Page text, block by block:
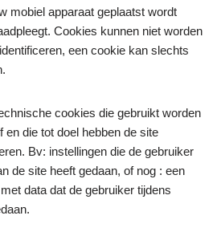
mobiel apparaat geplaatst wordt
Cookies kunnen niet worden
een cookie kan slechts
cookies die gebruikt worden
die tot doel hebben de site
Bv: instellingen die de gebruiker
de site heeft gedaan, of nog : een
data dat de gebruiker tijdens